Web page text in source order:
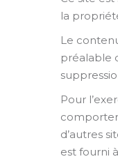
la
Le
préalable
Pour
comporter
d’autres
est fourni